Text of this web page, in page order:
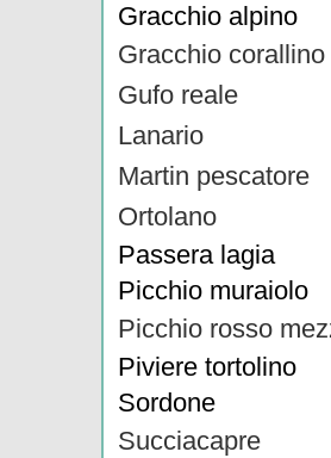
Gracchio alpino
Gracchio corallino
Gufo reale
Lanario
Martin pescatore
Ortolano
Passera lagia
Picchio muraiolo
Picchio rosso
Piviere tortolino
Sordone
Succiacapre